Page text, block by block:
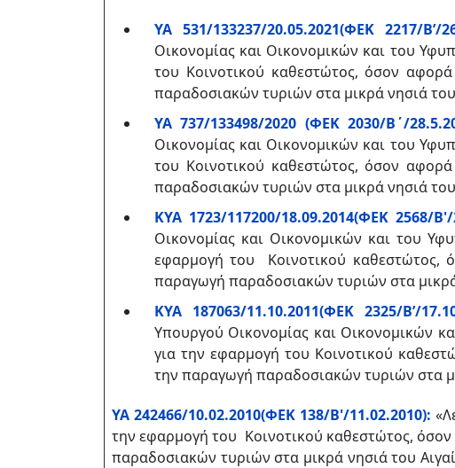
ΥΑ 531/133237/20.05.2021(ΦΕΚ 2217/Β’/
Οικονομίας και Οικονομικών και του
του Κοινοτικού καθεστώτος, όσον
παραδοσιακών τυριών στα μικρά νησιά
ΥΑ 737/133498/2020 (ΦΕΚ 2030/Β΄/
Οικονομίας και Οικονομικών και του
του Κοινοτικού καθεστώτος, όσον
παραδοσιακών τυριών στα μικρά νησιά
KYA 1723/117200/18.09.2014(ΦΕΚ 2568/Β'/
Οικονομίας και Οικονομικών και του
εφαρμογή του Κοινοτικού καθεστώτος,
παραγωγή παραδοσιακών τυριών στα
ΚΥΑ 187063/11.10.2011(ΦΕΚ 2325/Β’/
Υπουργού Οικονομίας και Οικονομικών
για την εφαρμογή του Κοινοτικού
την παραγωγή παραδοσιακών τυριών στα
ΥΑ 242466/10.02.2010(ΦΕΚ 138/Β'/11.02.2010):
την εφαρμογή του Κοινοτικού καθεστώτος,
παραδοσιακών τυριών στα μικρά νησιά του